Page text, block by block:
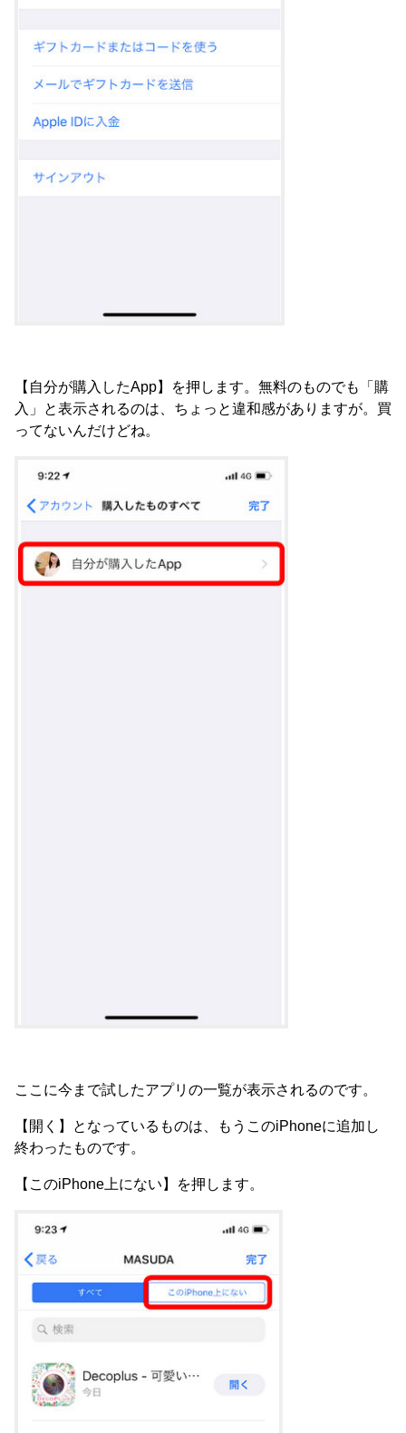
【自分が購入したApp】を押します。無料のものでも「購
入」と表示されるのは、ちょっと違和感がありますが。買
ってないんだけどね。
ここに今まで試したアプリの一覧が表示されるのです。
【開く】となっているものは、もうこのiPhoneに追加し
終わったものです。
【このiPhone上にない】を押します。